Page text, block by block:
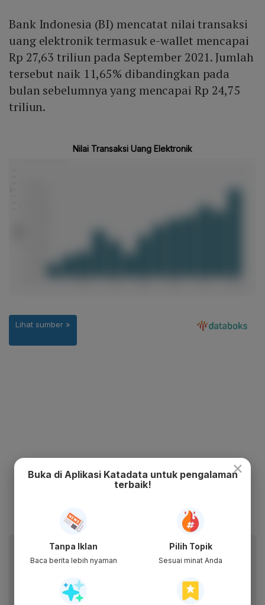
Bank Indonesia (BI) mencatat nilai transaksi
uang elektronik termasuk e-wallet mencapai
Rp 27,63 triliun pada September 2021. Jumlah
tersebut naik 11,65% dibandingkan pada
bulan sebelumnya yang mencapai Rp 24,75
triliun.
Baca artikel ini lewat aplikasi mobile.
Dapatkan pengalaman membaca lebih nyaman dan nikmati
fitur menarik lainnya lewat aplikasi mobile Katadata.
×
Buka di Aplikasi Katadata untuk pengalaman
terbaik!
Tanpa Iklan
Baca berita lebih nyaman
Pilih Topik
Sesuai minat Anda